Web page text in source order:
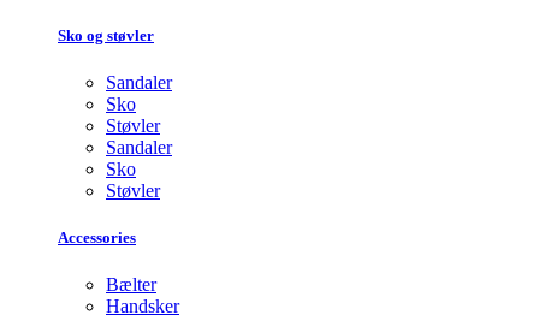
Sko og støvler
Sandaler
Sko
Støvler
Sandaler
Sko
Støvler
Accessories
Bælter
Handsker